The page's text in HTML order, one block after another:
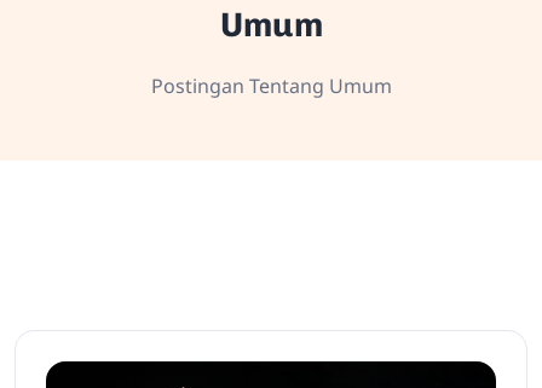
Umum
Postingan Tentang Umum